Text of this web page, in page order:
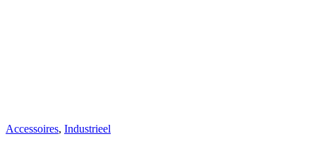
Accessoires, Industrieel